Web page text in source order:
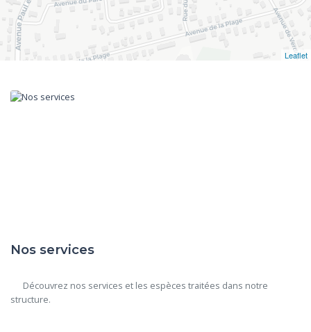
Leaflet
Nos services
structure.